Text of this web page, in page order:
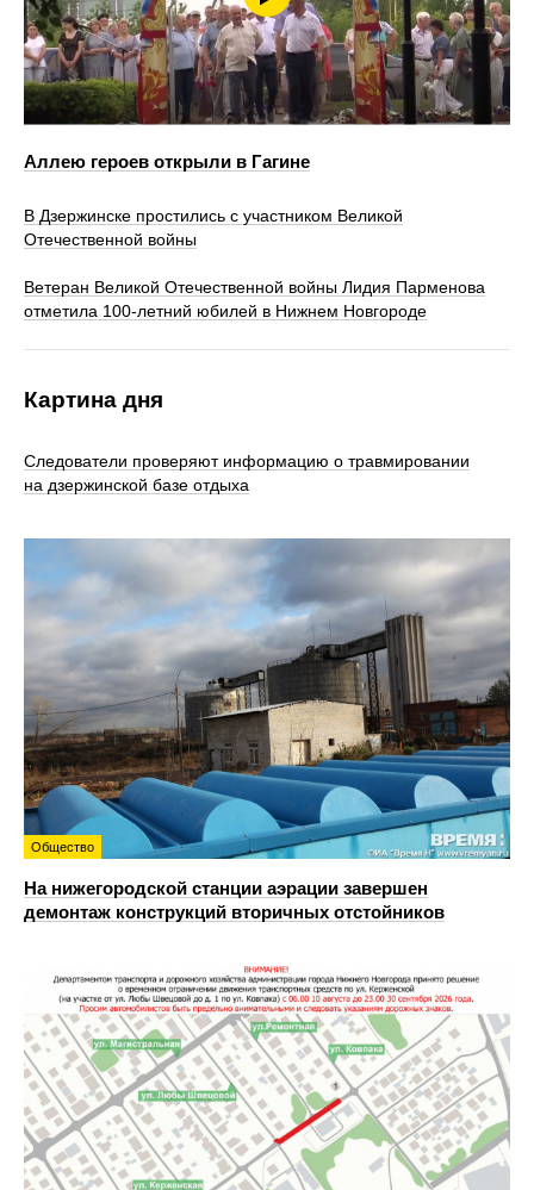
Аллею героев открыли в Гагине
В Дзержинске простились с участником Великой
Отечественной войны
Ветеран Великой Отечественной войны Лидия Парменова
отметила 100-летний юбилей в Нижнем Новгороде
Картина дня
Следователи проверяют информацию о травмировании
на дзержинской базе отдыха
Общество
На нижегородской станции аэрации завершен
демонтаж конструкций вторичных отстойников